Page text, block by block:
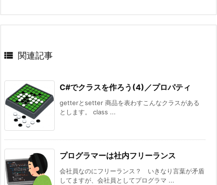
 関連記事
C#でクラスを作ろう(4)／プロパティ
getterとsetter 商品を表わすこんなクラスがある
とします。 class ...
プログラマーは社内フリーランス
会社員なのにフリーランス？ いきなり言葉が矛盾
してますが、会社員としてプログラマ ...